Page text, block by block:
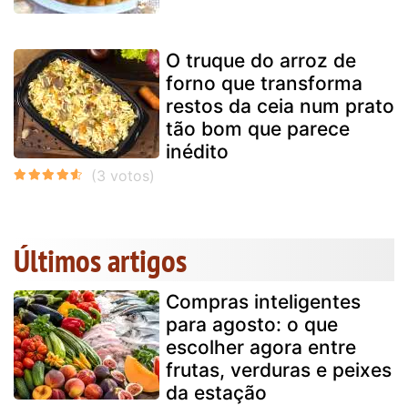
O truque do arroz de
forno que transforma
restos da ceia num prato
tão bom que parece
inédito
Últimos artigos
Compras inteligentes
para agosto: o que
escolher agora entre
frutas, verduras e peixes
da estação